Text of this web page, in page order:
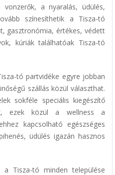
a nyaralás, üdülés,
színesíthetik a Tisza-tó
gasztronómia, értékes, védett
kúriák találhatóak Tisza-tó
tó partvidéke egyre jobban
szállás közül választhat.
sokféle speciális kiegészítő
ezek közül a wellness a
kapcsolható egészséges
üdülés igazán hasznos
a Tisza-tó minden települése